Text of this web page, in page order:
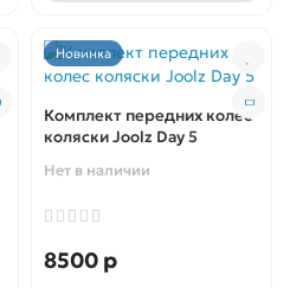
Новинка
Комплект передних колес
коляски Joolz Day 5
Нет в наличии
8500 р